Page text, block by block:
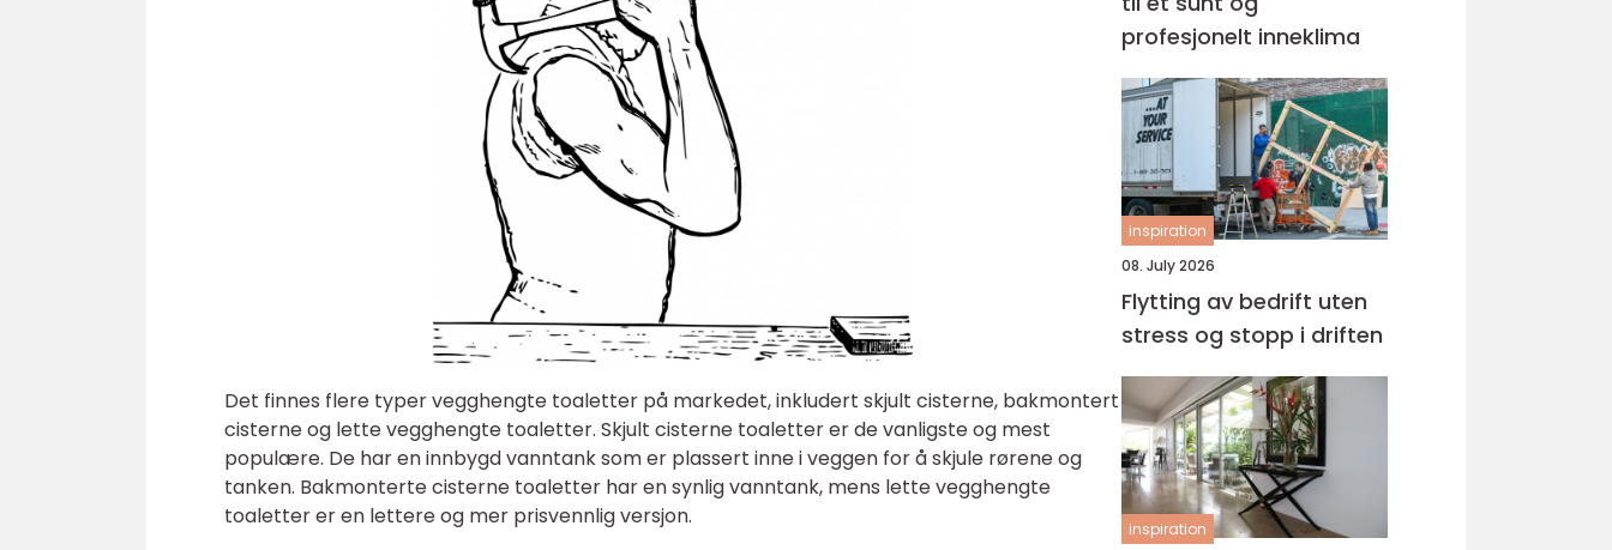
Det finnes flere typer vegghengte toaletter på markedet, inkludert skjult cisterne, bakmontert
cisterne og lette vegghengte toaletter. Skjult cisterne toaletter er de vanligste og mest
populære. De har en innbygd vanntank som er plassert inne i veggen for å skjule rørene og
tanken. Bakmonterte cisterne toaletter har en synlig vanntank, mens lette vegghengte
toaletter er en lettere og mer prisvennlig versjon.
profesjonelt inneklima
inspiration
08. July 2026
Flytting av bedrift uten
stress og stopp i driften
inspiration